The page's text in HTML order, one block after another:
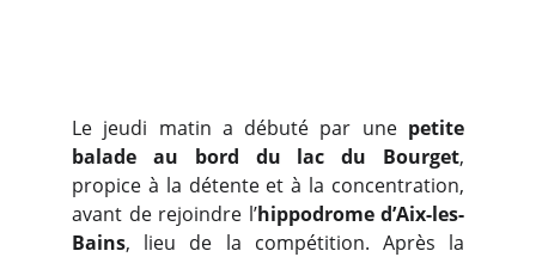
Le jeudi matin a débuté par une petite
balade au bord du lac du Bourget,
propice à la détente et à la concentration,
avant de rejoindre l’hippodrome d’Aix-les-
Bains, lieu de la compétition. Après la